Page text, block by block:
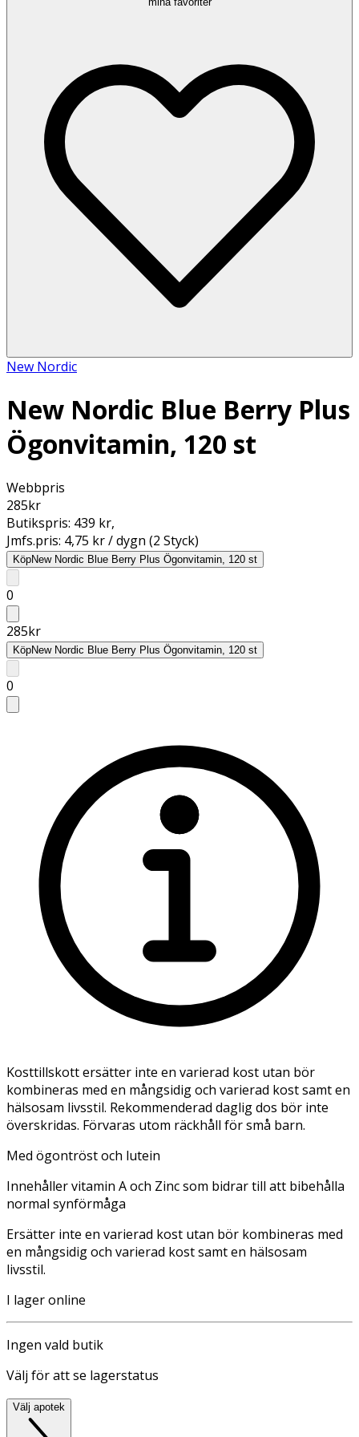
New Nordic
New Nordic Blue Berry Plus
Ögonvitamin, 120 st
Webbpris
285kr
Butikspris: 439 kr,
Jmfs.pris: 4,75 kr / dygn (2 Styck)
KöpNew Nordic Blue Berry Plus Ögonvitamin, 120 st
0
285kr
KöpNew Nordic Blue Berry Plus Ögonvitamin, 120 st
0
Kosttillskott ersätter inte en varierad kost utan bör
kombineras med en mångsidig och varierad kost samt en
hälsosam livsstil. Rekommenderad daglig dos bör inte
överskridas. Förvaras utom räckhåll för små barn.
Med ögontröst och lutein
Innehåller vitamin A och Zinc som bidrar till att bibehålla
normal synförmåga
Ersätter inte en varierad kost utan bör kombineras med
en mångsidig och varierad kost samt en hälsosam
livsstil.
I lager online
Ingen vald butik
Välj för att se lagerstatus
Välj apotek